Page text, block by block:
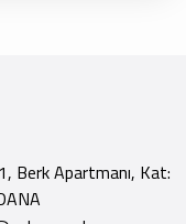
Berk Apartmanı, Kat: